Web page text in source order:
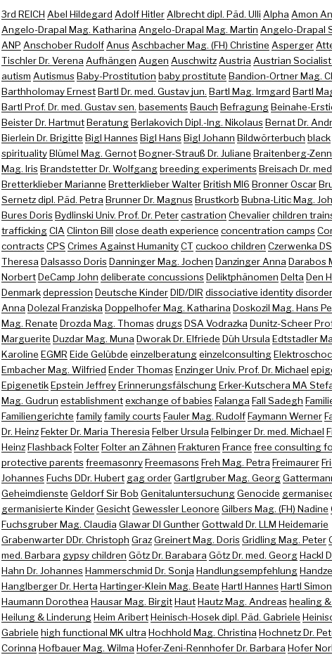
3rd REICH Abel Hildegard Adolf Hitler Albrecht dipl. Päd. Ulli Alpha Amon
Angelo-Drapal Mag. Katharina Angelo-Drapal Mag. Martin Angelo-Drapal
ANP Anschober Rudolf Anus Aschbacher Mag. (FH) Christine Asperger
Tischler Dr. Verena Aufhängen Augen Auschwitz Austria Austrian
autism Autismus Baby-Prostitution baby prostitute Bandion-Ortner Mag.
Barthholomay Ernest Bartl Dr. med. Gustav jun. Bartl Mag. Irmgard Bartl
Bartl Prof. Dr. med. Gustav sen. basements Bauch Befragung Beinahe-
Beister Dr. Hartmut Beratung Berlakovich Dipl.-Ing. Nikolaus Bernat Dr.
Bierlein Dr. Brigitte Bigl Hannes Bigl Hans Bigl Johann Bildwörterbuch black
spirituality Blümel Mag. Gernot Bogner-Strauß Dr. Juliane Braitenberg-
Mag. Iris Brandstetter Dr. Wolfgang breeding experiments Breisach Dr.
Bretterklieber Marianne Bretterklieber Walter British MI6 Bronner Oscar
Sernetz dipl. Päd. Petra Brunner Dr. Magnus Brustkorb Bubna-Litic Mag.
Bures Doris Bydlinski Univ. Prof. Dr. Peter castration Chevalier children
trafficking CIA Clinton Bill close death experience concentration camps
contracts CPS Crimes Against Humanity CT cuckoo children Czerwenka
Theresa Dalsasso Doris Danninger Mag. Jochen Danzinger Anna Darabos
Norbert DeCamp John deliberate concussions Deliktphänomen Delta Den
Denmark depression Deutsche Kinder DID/DIR dissociative identity disorder
Anna Dolezal Franziska Doppelhofer Mag. Katharina Doskozil Mag. Hans
Mag. Renate Drozda Mag. Thomas drugs DSA Vodrazka Dunitz-Scheer
Marguerite Duzdar Mag. Muna Dworak Dr. Elfriede Düh Ursula Edtstadler
Karoline EGMR Eide Gelübde einzelberatung einzelconsulting
Embacher Mag. Wilfried Ender Thomas Enzinger Univ. Prof. Dr. Michael
Epigenetik Epstein Jeffrey Erinnerungsfälschung Erker-Kutschera MA
Mag. Gudrun establishment exchange of babies Falanga Fall Sadegh
Familiengerichte family family courts Fauler Mag. Rudolf Faymann Werner
Dr. Heinz Fekter Dr. Maria Theresia Felber Ursula Felbinger Dr. med. Michael
Heinz Flashback Folter Folter an Zähnen Frakturen France free consulting
protective parents freemasonry Freemasons Freh Mag. Petra Freimaurer
Johannes Fuchs DDr. Hubert gag order Gartlgruber Mag. Georg
Geheimdienste Geldorf Sir Bob Genitaluntersuchung Genocide
germanisierte Kinder Gesicht Gewessler Leonore Gilbers Mag. (FH) Nadine
Fuchsgruber Mag. Claudia Glawar DI Gunther Gottwald Dr. LLM Heidemarie
Grabenwarter DDr. Christoph Graz Greinert Mag. Doris Gridling Mag. Peter
med. Barbara gypsy children Götz Dr. Barabara Götz Dr. med. Georg Hackl
Hahn Dr. Johannes Hammerschmid Dr. Sonja Handlungsempfehlung
Hanglberger Dr. Herta Hartinger-Klein Mag. Beate Hartl Hannes Hartl
Haumann Dorothea Hausar Mag. Birgit Haut Hautz Mag. Andreas healing
Heilung & Linderung Heim Aribert Heinisch-Hosek dipl. Päd. Gabriele
Gabriele high functional MK ultra Hochhold Mag. Christina Hochnetz Dr.
Corinna Hofbauer Mag. Wilma Hofer-Zeni-Rennhofer Dr. Barbara Hofer